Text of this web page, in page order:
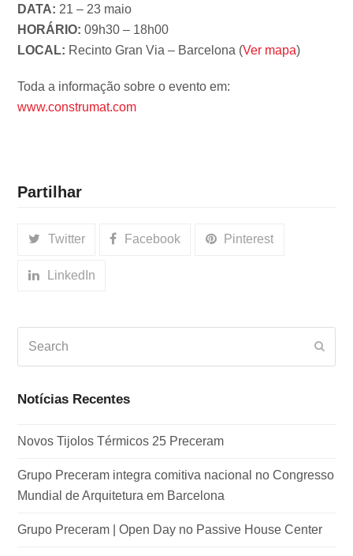
DATA: 21 – 23 maio
HORÁRIO: 09h30 – 18h00
LOCAL: Recinto Gran Via – Barcelona (Ver mapa)
Toda a informação sobre o evento em:
www.construmat.com
Partilhar
Twitter Facebook Pinterest
LinkedIn
Notícias Recentes
Novos Tijolos Térmicos 25 Preceram
Grupo Preceram integra comitiva nacional no Congresso
Mundial de Arquitetura em Barcelona
Grupo Preceram | Open Day no Passive House Center